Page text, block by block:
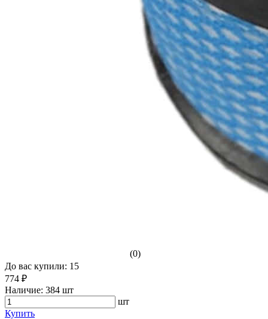
(0)
До вас купили: 15
774 ₽
Наличие: 384 шт
шт
Купить